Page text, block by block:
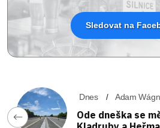
Sledovat na
Dnes Adam
Ode dneška se